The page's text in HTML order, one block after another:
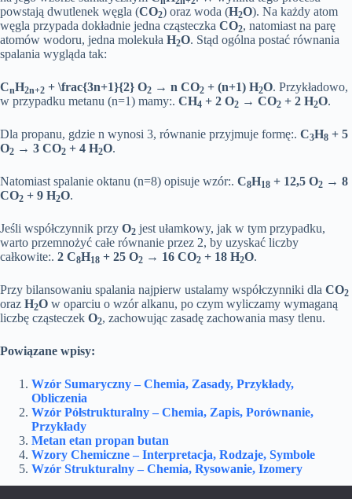
powstają dwutlenek węgla (CO2) oraz woda (H2O). Na każdy atom
węgla przypada dokładnie jedna cząsteczka CO2, natomiast na parę
atomów wodoru, jedna molekuła H2O. Stąd ogólna postać równania
spalania wygląda tak:
CnH2n+2 + \frac{3n+1}{2} O2 → n CO2 + (n+1) H2O. Przykładowo,
w przypadku metanu (n=1) mamy:. CH4 + 2 O2 → CO2 + 2 H2O.
Dla propanu, gdzie n wynosi 3, równanie przyjmuje formę:. C3H8 + 5
O2 → 3 CO2 + 4 H2O.
Natomiast spalanie oktanu (n=8) opisuje wzór:. C8H18 + 12,5 O2 → 8
CO2 + 9 H2O.
Jeśli współczynnik przy O2 jest ułamkowy, jak w tym przypadku,
warto przemnożyć całe równanie przez 2, by uzyskać liczby
całkowite:. 2 C8H18 + 25 O2 → 16 CO2 + 18 H2O.
Przy bilansowaniu spalania najpierw ustalamy współczynniki dla CO2
oraz H2O w oparciu o wzór alkanu, po czym wyliczamy wymaganą
liczbę cząsteczek O2, zachowując zasadę zachowania masy tlenu.
Powiązane wpisy:
Wzór Sumaryczny – Chemia, Zasady, Przykłady,
Obliczenia
Wzór Półstrukturalny – Chemia, Zapis, Porównanie,
Przykłady
Metan etan propan butan
Wzory Chemiczne – Interpretacja, Rodzaje, Symbole
Wzór Strukturalny – Chemia, Rysowanie, Izomery